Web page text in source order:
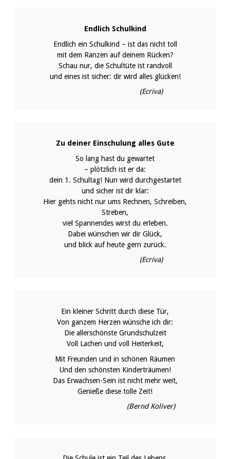
Endlich Schulkind
Endlich ein Schulkind – ist das nicht toll
mit dem Ranzen auf deinem Rücken?
Schau nur, die Schultüte ist randvoll
und eines ist sicher: dir wird alles glücken!
(Ecriva)
Zu deiner Einschulung alles Gute
So lang hast du gewartet
– plötzlich ist er da:
dein 1. Schultag! Nun wird durchgestartet
und sicher ist dir klar:
Hier gehts nicht nur ums Rechnen, Schreiben,
Streben,
viel Spannendes wirst du erleben.
Dabei wünschen wir dir Glück,
und blick auf heute gern zurück.
(Ecriva)
Ein kleiner Schritt durch diese Tür,
Von ganzem Herzen wünsche ich dir:
Die allerschönste Grundschulzeit
Voll Lachen und voll Heiterkeit,
Mit Freunden und in schönen Räumen
Und den schönsten Kinderträumen!
Das Erwachsen-Sein ist nicht mehr weit,
Genieße diese tolle Zeit!
(Bernd Koliver)